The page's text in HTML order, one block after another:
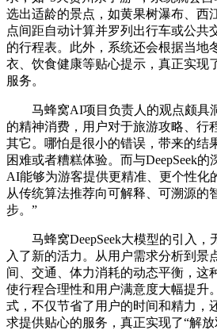
选出适龄的景点，如黄果树瀑布、西
点间距自动计算并罗列出行车或公共
的行程表。此外，系统还会根据当地
衣、饮食健康等贴心提示，真正实现
服务。
马蜂窝AI项目负责人的观点颇具
的精神消费，用户对于旅游攻略、行
其它。哪怕是很小的错误，带来的结
困难或者糟糕体验。而与DeepSeek
AI能够为游客提供更精准、更个性化
从传统算法推荐向可解释、可溯源的
步。”
马蜂窝DeepSeek大模型的引入，
入了新的活力。从用户需求分析到景
间、交通、体力消耗的动态平衡，这
使行程合理性和用户满意度大幅提升
式，不仅节省了用户的时间和精力，
求提供贴心的服务，真正实现了“解